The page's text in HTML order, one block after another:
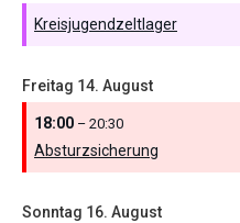
Kreisjugendzeltlager
Freitag 14. August
18:00 – 20:30
Absturzsicherung
Sonntag 16. August